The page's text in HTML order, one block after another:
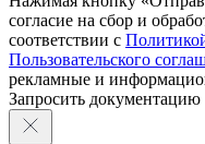
согласие на сбор и
соответствии с
Пользовательского
рекламные и
Запросить документацию